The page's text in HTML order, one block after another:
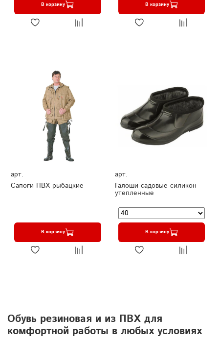
В корзину В корзину
арт.
Сапоги ПВХ рыбацкие
В корзину
арт.
Галоши садовые силикон
утепленные
В корзину
Обувь резиновая и из ПВХ для
комфортной работы в любых условиях